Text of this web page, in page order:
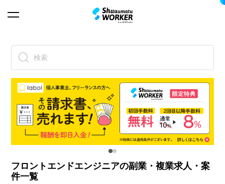
検索
フロントエンドエンジニアの副業・複業求人・案
件一覧